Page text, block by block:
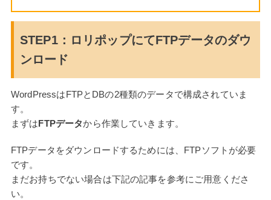
STEP1：ロリポップにてFTPデータのダウ
ンロード
WordPressはFTPとDBの2種類のデータで構成されていま
す。
まずはFTPデータから作業していきます。
FTPデータをダウンロードするためには、FTPソフトが必要
です。
まだお持ちでない場合は下記の記事を参考にご用意くださ
い。